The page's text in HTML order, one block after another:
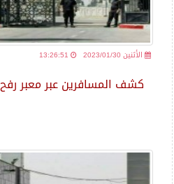
13:26:51
كشف المسافرين عبر معبر رفح غدًا